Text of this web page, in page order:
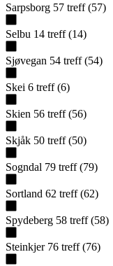
Sarpsborg 57 treff (57)
Selbu 14 treff (14)
Sjøvegan 54 treff (54)
Skei 6 treff (6)
Skien 56 treff (56)
Skjåk 50 treff (50)
Sogndal 79 treff (79)
Sortland 62 treff (62)
Spydeberg 58 treff (58)
Steinkjer 76 treff (76)